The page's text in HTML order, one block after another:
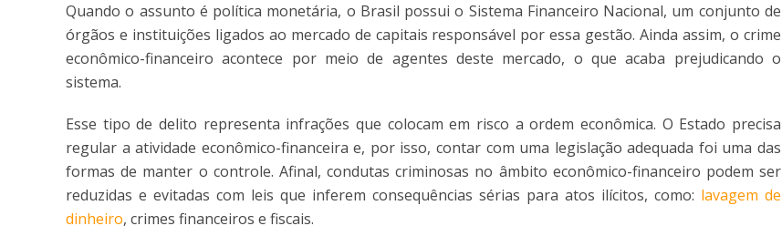
Quando o assunto é política monetária, o Brasil possui o Sistema Financeiro Nacional, um conjunto de
órgãos e instituições ligados ao mercado de capitais responsável por essa gestão. Ainda assim, o crime
econômico-financeiro acontece por meio de agentes deste mercado, o que acaba prejudicando o
sistema.
Esse tipo de delito representa infrações que colocam em risco a ordem econômica. O Estado precisa
regular a atividade econômico-financeira e, por isso, contar com uma legislação adequada foi uma das
formas de manter o controle. Afinal, condutas criminosas no âmbito econômico-financeiro podem ser
reduzidas e evitadas com leis que inferem consequências sérias para atos ilícitos, como: lavagem de
dinheiro, crimes financeiros e fiscais.